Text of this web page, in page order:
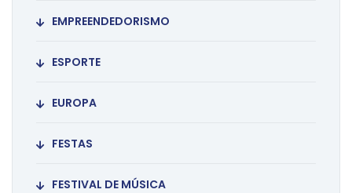
EMPREENDEDORISMO
ESPORTE
EUROPA
FESTAS
FESTIVAL DE MÚSICA